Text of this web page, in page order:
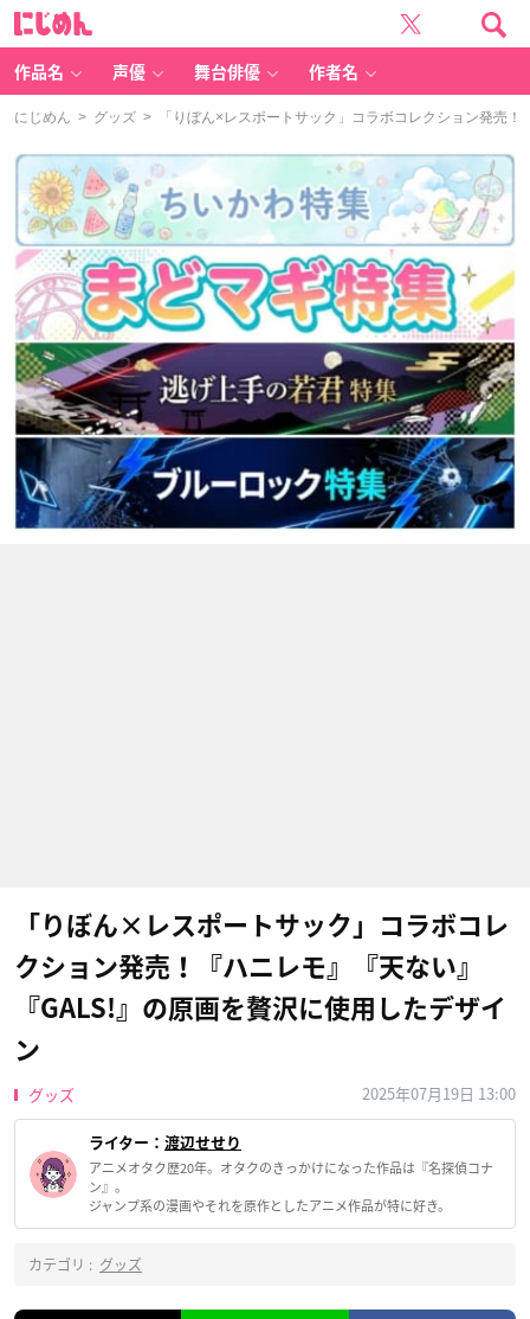
作品名 声優 舞台俳優 作者名
にじめん > グッズ > 「りぼん×レスポートサック」コラボコレクション発売
「りぼん×レスポートサック」コラボコレ
クション発売！『ハニレモ』『天ない』
『GALS!』の原画を贅沢に使用したデザイ
ン
グッズ 2025年07月19日 13:00
ライター： 渡辺せせり
アニメオタク歴20年。オタクのきっかけになった作品は『名探偵コナ
ン』。
ジャンプ系の漫画やそれを原作としたアニメ作品が特に好き。
カテゴリ : グッズ